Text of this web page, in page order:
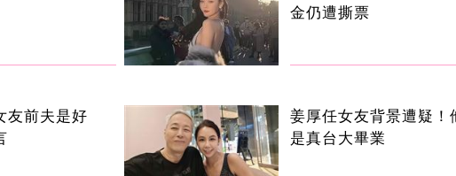
金仍遭撕票
友前夫是好
姜厚任女友背景遭疑！
是真台大畢業